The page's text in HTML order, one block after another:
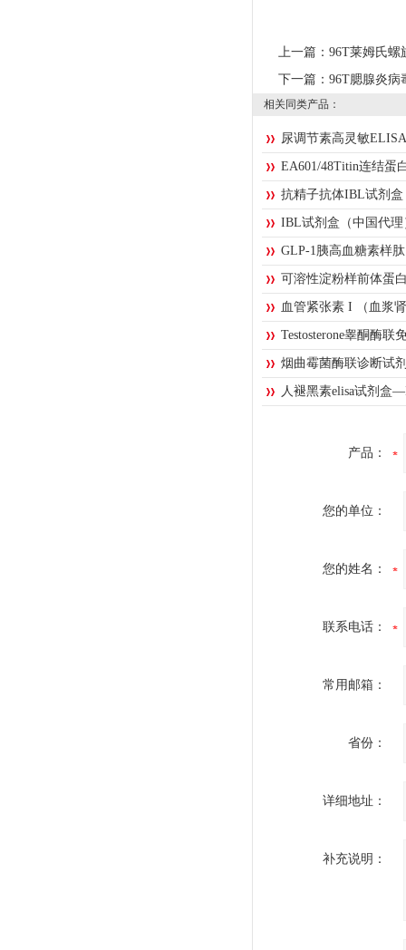
上一篇： 96T莱姆氏螺
下一篇： 96T腮腺炎病
相关同类产品：
尿调节素高灵敏
EA601/48Titin连结蛋
抗精子抗体IBL试剂
IBL试剂盒（中国代理
GLP-1胰高血糖素样
可溶性淀粉样前体蛋
血管紧张素 I （血浆
Testosterone睾酮酶联
烟曲霉菌酶联诊断试
人褪黑素elisa试剂盒
产品：
您的单位：
您的姓名：
联系电话：
常用邮箱：
省份：
详细地址：
补充说明：